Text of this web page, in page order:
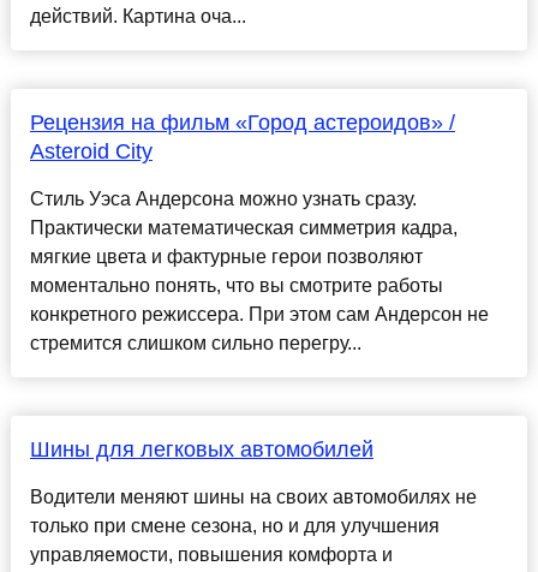
действий. Картина оча...
Рецензия на фильм «Город астероидов» /
Asteroid City
Стиль Уэса Андерсона можно узнать сразу.
Практически математическая симметрия кадра,
мягкие цвета и фактурные герои позволяют
моментально понять, что вы смотрите работы
конкретного режиссера. При этом сам Андерсон не
стремится слишком сильно перегру...
Шины для легковых автомобилей
Водители меняют шины на своих автомобилях не
только при смене сезона, но и для улучшения
управляемости, повышения комфорта и